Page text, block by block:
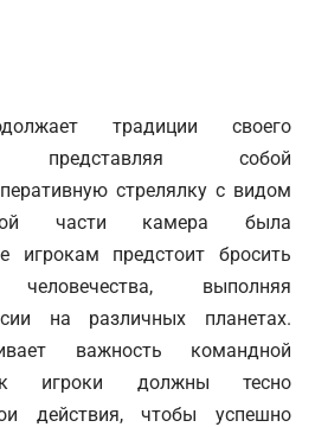
традиции своего
представляя собой
стрелялку с видом
части камера была
игрокам предстоит бросить
выполняя
на различных планетах.
важность командной
игроки должны тесно
действия, чтобы успешно